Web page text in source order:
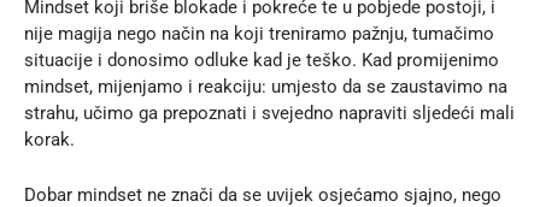
Mindset koji briše blokade i pokreće te u pobjede postoji, i
nije magija nego način na koji treniramo pažnju, tumačimo
situacije i donosimo odluke kad je teško. Kad promijenimo
mindset, mijenjamo i reakciju: umjesto da se zaustavimo na
strahu, učimo ga prepoznati i svejedno napraviti sljedeći mali
korak.
Dobar mindset ne znači da se uvijek osjećamo sjajno, nego